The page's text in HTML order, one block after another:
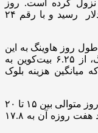
نزول کرده است. روز
گذشته، کارمزد بیت‌کوین به ۷۸.۳ میلیون دلار رسید و با رقم ۲۴
طول روز هاوینگ به این
معنی بود که آنها در ابتدا تحت تاثیر هاوینگ، از ۶.۲۵ بیت‌کوین به
که میانگین هزینه بلوک
در همین حال، کارمزدهای بیت‌کوین برای ۶ روز متوالی بین ۱۵ تا ۲۰
آوریل بالاتر از اتریوم بوده و میانگین کارمزد هفت روزه آن به ۱۷.۸